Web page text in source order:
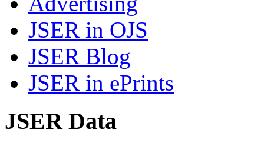
JSER in OJS
JSER Blog
JSER in ePrints
JSER Data